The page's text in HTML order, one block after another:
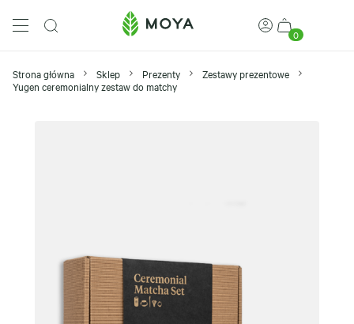
0
Strona główna Sklep Prezenty
Zestawy prezentowe
Yugen ceremonialny zestaw do matchy